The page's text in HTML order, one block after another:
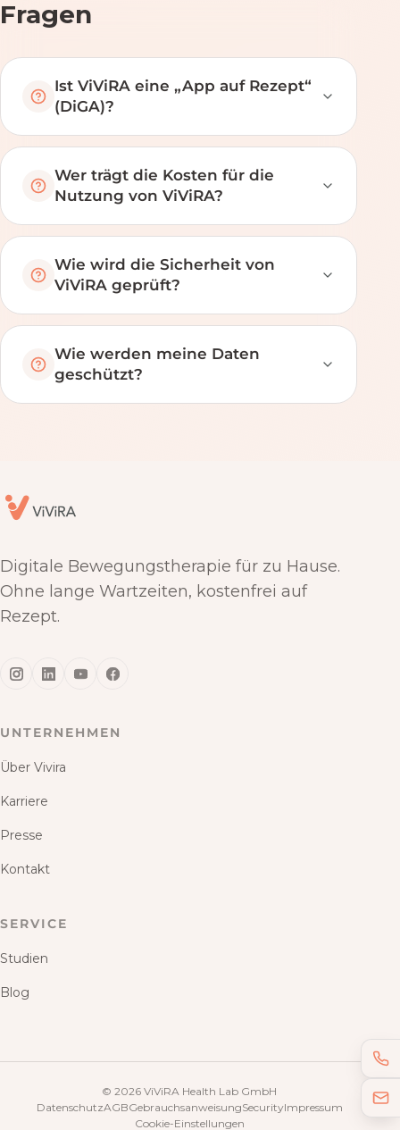
Fragen
Ist ViViRA eine „App auf Rezept“
(DiGA)?
Wer trägt die Kosten für die
Nutzung von ViViRA?
Wie wird die Sicherheit von
ViViRA geprüft?
Wie werden meine Daten
geschützt?
Digitale Bewegungstherapie für zu Hause.
Ohne lange Wartzeiten, kostenfrei auf
Rezept.
UNTERNEHMEN
Über Vivira
Karriere
Presse
Kontakt
SERVICE
Studien
Blog
© 2026 ViViRA Health Lab GmbH
DatenschutzAGBGebrauchsanweisungSecurityImpressum
Cookie-Einstellungen